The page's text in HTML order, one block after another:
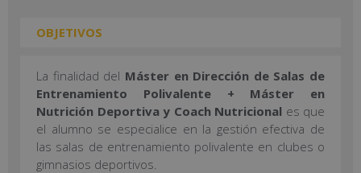
OBJETIVOS
La finalidad del Máster en Dirección de Salas de
Entrenamiento Polivalente + Máster en
Nutrición Deportiva y Coach Nutricional es que
el alumno se especialice en la gestión efectiva de
las salas de entrenamiento polivalente en clubes o
gimnasios deportivos.